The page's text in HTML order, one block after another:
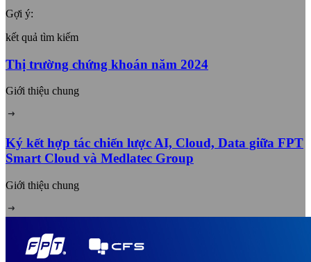
Gợi ý:
kết quả tìm kiếm
Thị trường chứng khoán năm 2024
Giới thiệu chung
Ký kết hợp tác chiến lược AI, Cloud, Data giữa FPT
Smart Cloud và Medlatec Group
Giới thiệu chung